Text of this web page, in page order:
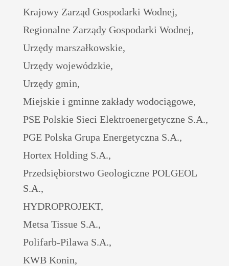
Krajowy Zarząd Gospodarki Wodnej,
Regionalne Zarządy Gospodarki Wodnej,
Urzędy marszałkowskie,
Urzędy wojewódzkie,
Urzędy gmin,
Miejskie i gminne zakłady wodociągowe,
PSE Polskie Sieci Elektroenergetyczne S.A.,
PGE Polska Grupa Energetyczna S.A.,
Hortex Holding S.A.,
Przedsiębiorstwo Geologiczne POLGEOL
S.A.,
HYDROPROJEKT,
Metsa Tissue S.A.,
Polifarb-Pilawa S.A.,
KWB Konin,